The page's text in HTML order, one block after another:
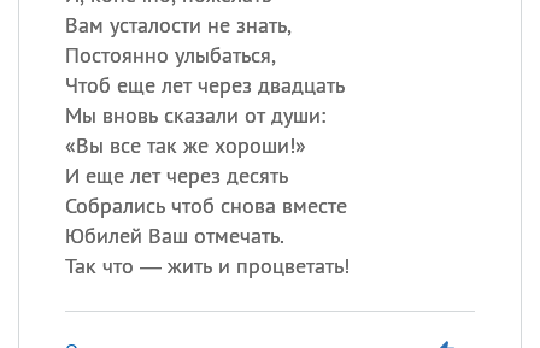
Вам усталости не знать,
Постоянно улыбаться,
Чтоб еще лет через двадцать
Мы вновь сказали от души:
«Вы все так же хороши!»
И еще лет через десять
Собрались чтоб снова вместе
Юбилей Ваш отмечать.
Так что — жить и процветать!